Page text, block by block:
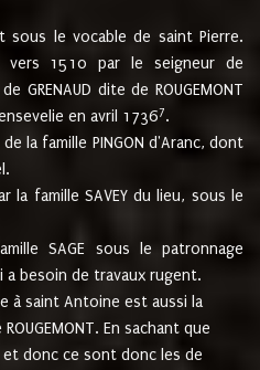
sous le vocable de saint Pierre.
vers 1510 par le seigneur de
GRENAUD dite de ROUGEMONT
en avril 17367.
la famille PINGON d'Aranc, dont
la famille SAVEY du lieu, sous le
SAGE sous le patronnage
a besoin de travaux rugent.
à saint Antoine est aussi la
En sachant que
donc ce sont donc les de